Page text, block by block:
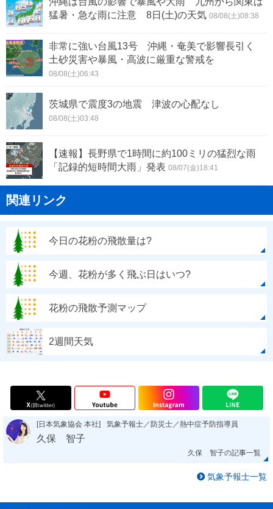
猛暑・急な雨に注意 8日(土)の天気 08/08(土)08:38
非常に強い台風13号 沖縄・奄美で影響長引く
土砂災害や暴風・高波に厳重な警戒を
08/08(土)06:43
茨城県で震度3の地震 津波の心配なし
08/08(土)03:48
【速報】長野県で1時間に約100ミリの猛烈な雨
「記録的短時間大雨」発表 08/07(金)18:41
関連リンク
今日の花粉の飛散量は?
今週、花粉が多く飛ぶ日はいつ?
花粉の飛散予測マップ
2週間天気
[日本気象協会 本社] 気象予報士／防災士／熱中症予防指導員
久保 智子
久保 智子の記事一覧
気象予報士一覧